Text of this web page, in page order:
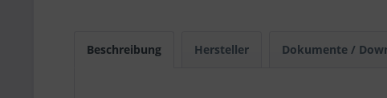
Beschreibung Hersteller Dokumente /